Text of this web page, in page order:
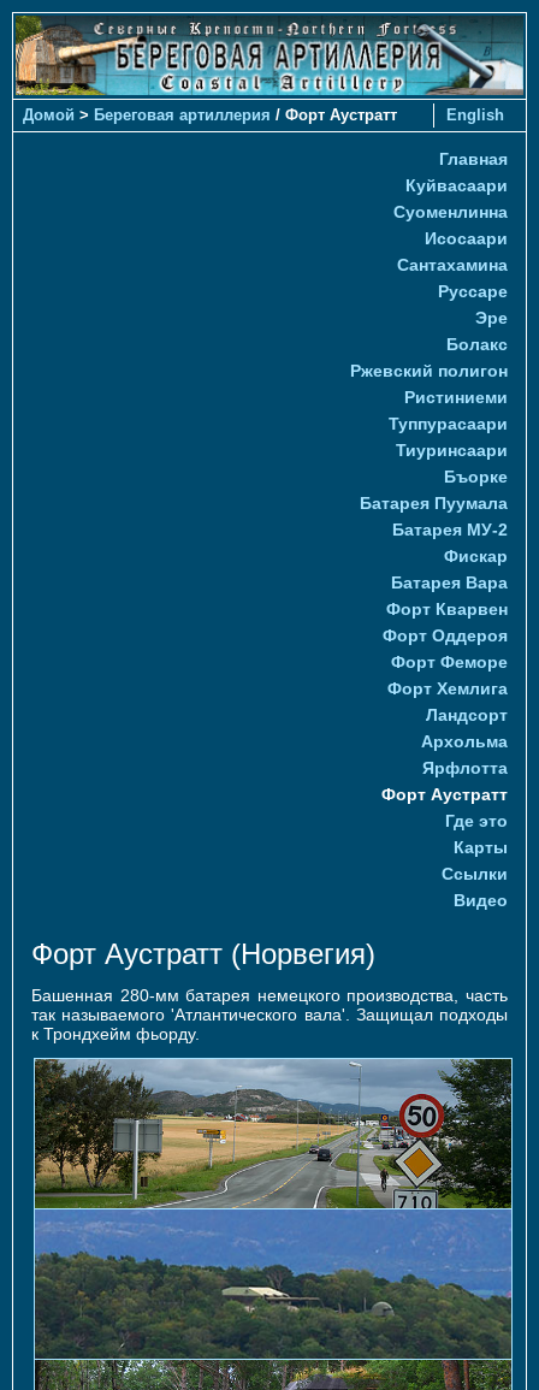
English
Домой > Береговая артиллерия / Форт Аустратт
Главная
Куйвасаари
Суоменлиннa
Исосаари
Сантахамина
Руссаре
Эре
Болакс
Ржевский полигон
Ристиниеми
Туппурасаари
Тиуринсаари
Бъорке
Батарея Пуумала
Батарея МУ-2
Фискар
Батарея Вара
Форт Кварвен
Форт Оддероя
Форт Феморе
Форт Хемлига
Ландсорт
Архольма
Ярфлотта
Форт Аустратт
Где это
Карты
Ссылки
Видео
Форт Аустратт (Норвегия)
Башенная 280-мм батарея немецкого производства, часть
так называемого 'Атлантического вала'. Защищал подходы
к Трондхейм фьорду.